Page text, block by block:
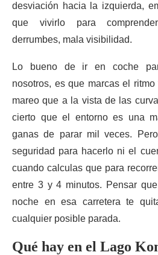
desviación hacia la izquierda,
que vivirlo para
derrumbes, mala visibilidad.
Lo bueno de ir en coche
nosotros, es que marcas el
mareo que a la vista de las
cierto que el entorno es una
ganas de parar mil veces.
seguridad para hacerlo ni el
cuando calculas que para
entre 3 y 4 minutos. Pensar
noche en esa carretera te
cualquier posible parada.
Qué hay en el Lago